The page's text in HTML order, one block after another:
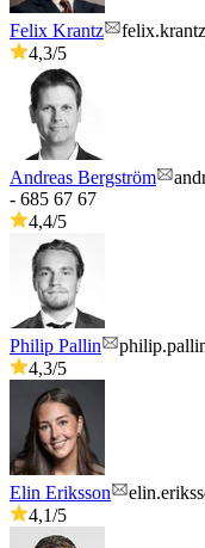
Felix Krantz
4,3/5
Andreas Bergström
- 685 67 67
4,4/5
Philip Pallin
4,3/5
Elin Eriksson
4,1/5